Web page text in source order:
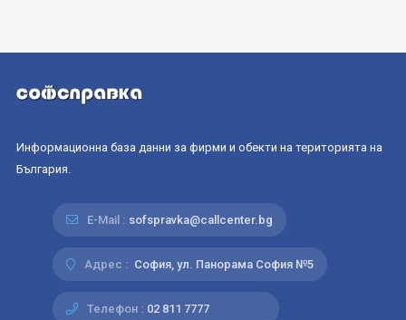
Информационна база данни за фирми и обекти на територията на
България.
E-Mail : sofspravka@callcenter.bg
Адрес : София, ул. Панорама София №5
Телефон : 02 811 7777